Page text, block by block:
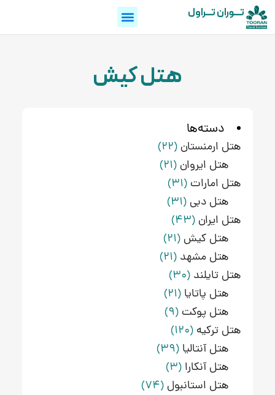
تـــوران تـــراول
هتل کیش
دسته‌ها
هتل ارمنستان (22)
هتل ایروان (21)
هتل امارات (31)
هتل دبی (31)
هتل ایران (43)
هتل کیش (21)
هتل مشهد (21)
هتل تایلند (30)
هتل پاتایا (21)
هتل پوکت (9)
هتل ترکیه (120)
هتل آنتالیا (39)
هتل آنکارا (3)
هتل استانبول (74)